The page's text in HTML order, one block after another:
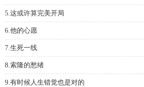
5.这或许算完美开局
6.他的心愿
7.生死一线
8.索隆的愁绪
9.有时候人生错觉也是对的